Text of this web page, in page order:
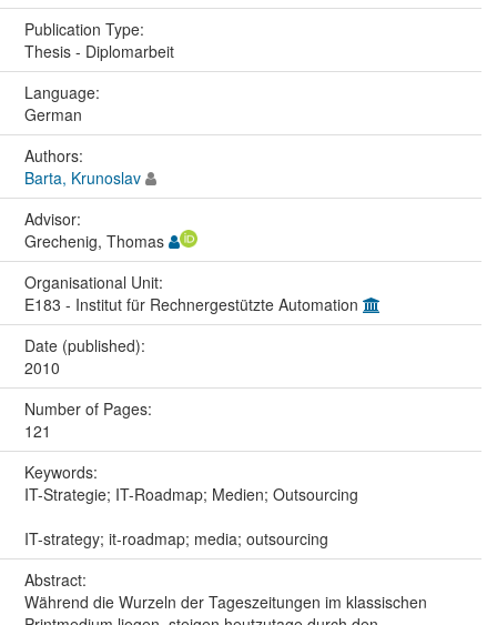
Publication Type:
Thesis - Diplomarbeit
Language:
German
Authors:
Barta, Krunoslav
Advisor:
Grechenig, Thomas
Organisational Unit:
E183 - Institut für Rechnergestützte Automation
Date (published):
2010
Number of Pages:
121
Keywords:
IT-Strategie; IT-Roadmap; Medien; Outsourcing
IT-strategy; it-roadmap; media; outsourcing
Abstract:
Während die Wurzeln der Tageszeitungen im klassischen